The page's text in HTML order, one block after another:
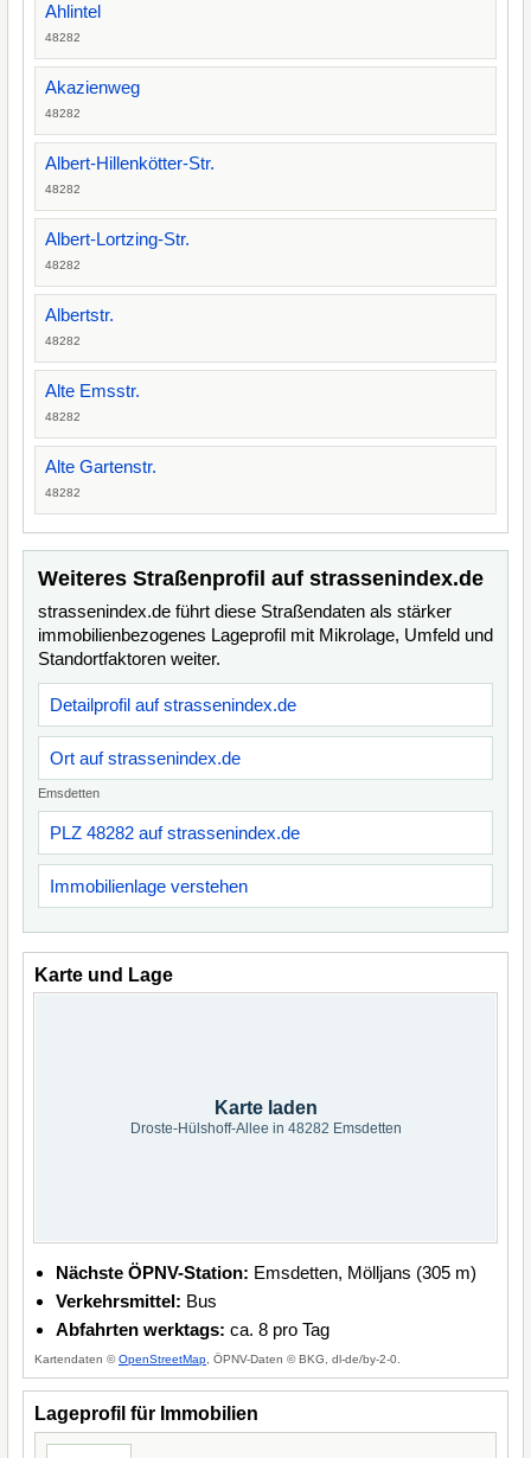
Ahlintel
48282
Akazienweg
48282
Albert-Hillenkötter-Str.
48282
Albert-Lortzing-Str.
48282
Albertstr.
48282
Alte Emsstr.
48282
Alte Gartenstr.
48282
Weiteres Straßenprofil auf strassenindex.de
strassenindex.de führt diese Straßendaten als stärker
immobilienbezogenes Lageprofil mit Mikrolage, Umfeld und
Standortfaktoren weiter.
Detailprofil auf strassenindex.de
Ort auf strassenindex.de
Emsdetten
PLZ 48282 auf strassenindex.de
Immobilienlage verstehen
Karte und Lage
Karte laden
Droste-Hülshoff-Allee in 48282 Emsdetten
Nächste ÖPNV-Station: Emsdetten, Mölljans (305 m)
Verkehrsmittel: Bus
Abfahrten werktags: ca. 8 pro Tag
Kartendaten ©OpenStreetMap , ÖPNV-Daten © BKG, dl-de/by-2-0.
Lageprofil für Immobilien